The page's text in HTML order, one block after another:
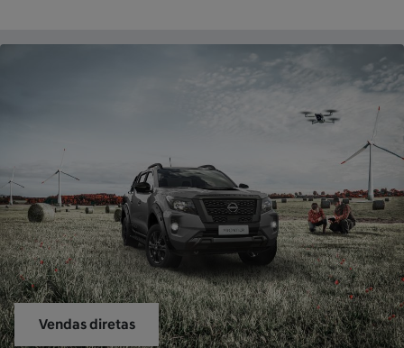
Vendas diretas